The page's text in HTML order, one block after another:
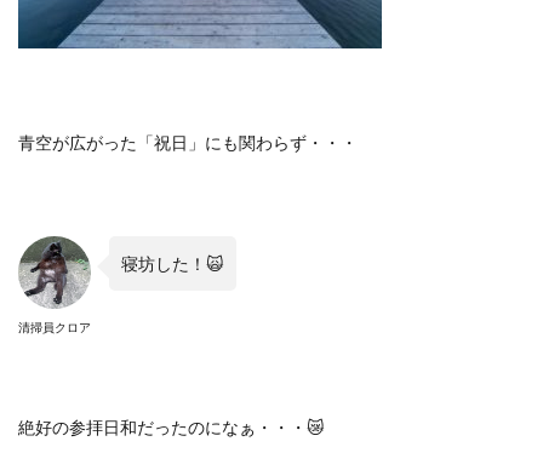
青空が広がった「祝日」にも関わらず・・・
清掃員クロア
寝坊した！ 🙀
絶好の参拝日和だったのになぁ・・・ 😿